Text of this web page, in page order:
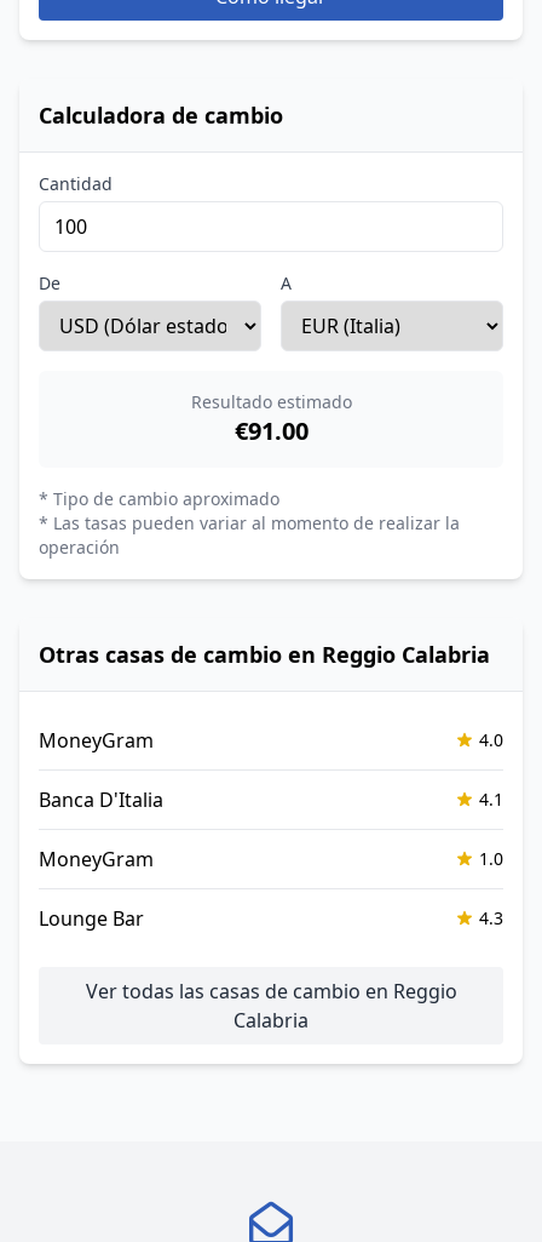
Calculadora de cambio
Cantidad
De A
Resultado estimado
€91.00
* Tipo de cambio aproximado
* Las tasas pueden variar al momento de realizar la
operación
Otras casas de cambio en Reggio Calabria
MoneyGram 4.0
Banca D'Italia 4.1
MoneyGram 1.0
Lounge Bar 4.3
Ver todas las casas de cambio en Reggio
Calabria